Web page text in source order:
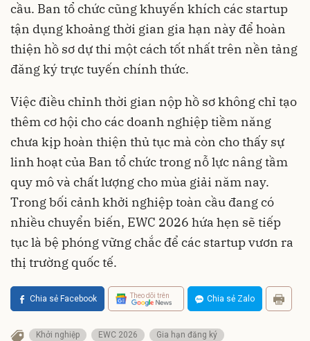
cầu. Ban tổ chức cũng khuyến khích các startup
tận dụng khoảng thời gian gia hạn này để hoàn
thiện hồ sơ dự thi một cách tốt nhất trên nền tảng
đăng ký trực tuyến chính thức.
Việc điều chỉnh thời gian nộp hồ sơ không chỉ tạo
thêm cơ hội cho các doanh nghiệp tiềm năng
chưa kịp hoàn thiện thủ tục mà còn cho thấy sự
linh hoạt của Ban tổ chức trong nỗ lực nâng tầm
quy mô và chất lượng cho mùa giải năm nay.
Trong bối cảnh khởi nghiệp toàn cầu đang có
nhiều chuyển biến, EWC 2026 hứa hẹn sẽ tiếp
tục là bệ phóng vững chắc để các startup vươn ra
thị trường quốc tế.
Chia sẻ Facebook Theo dõi trên Chia sẻ Zalo
Khởi nghiệp EWC 2026
Gia hạn đăng ký